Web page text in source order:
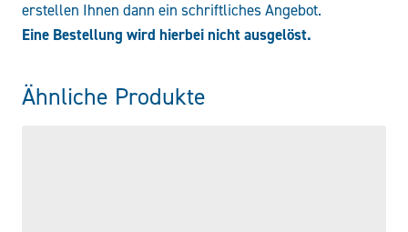
erstellen Ihnen dann ein schriftliches Angebot.
Eine Bestellung wird hierbei nicht ausgelöst.
Ähnliche Produkte